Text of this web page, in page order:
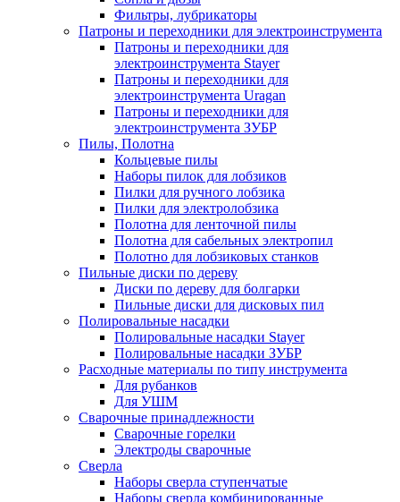
Фильтры, лубрикаторы
Патроны и переходники для электроинструмента
Патроны и переходники для
электроинструмента Stayer
Патроны и переходники для
электроинструмента Uragan
Патроны и переходники для
электроинструмента ЗУБР
Пилы, Полотна
Кольцевые пилы
Наборы пилок для лобзиков
Пилки для ручного лобзика
Пилки для электролобзика
Полотна для ленточной пилы
Полотна для сабельных электропил
Полотно для лобзиковых станков
Пильные диски по дереву
Диски по дереву для болгарки
Пильные диски для дисковых пил
Полировальные насадки
Полировальные насадки Stayer
Полировальные насадки ЗУБР
Расходные материалы по типу инструмента
Для рубанков
Для УШМ
Сварочные принадлежности
Сварочные горелки
Электроды сварочные
Сверла
Наборы cверла ступенчатые
Наборы сверла комбинированные